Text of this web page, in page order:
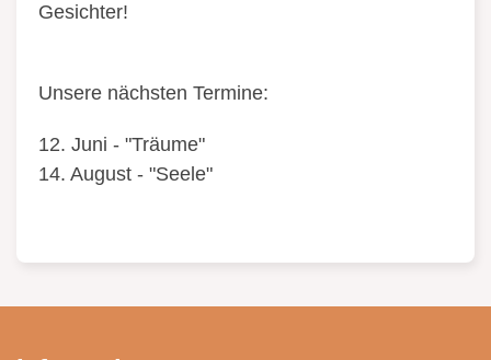
Gesichter!
Unsere nächsten Termine:
12. Juni - "Träume"
14. August - "Seele"